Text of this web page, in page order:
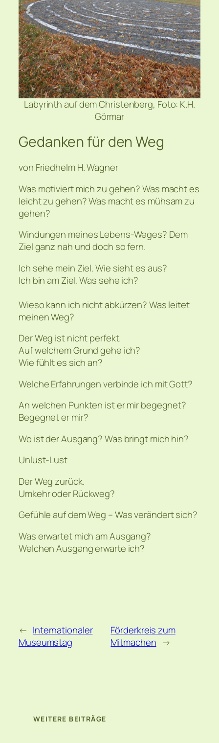
Labyrinth auf dem Christenberg, Foto: K.H.
Görmar
Gedanken für den Weg
von Friedhelm H. Wagner
Was motiviert mich zu gehen? Was macht es
leicht zu gehen? Was macht es mühsam zu
gehen?
Windungen meines Lebens-Weges? Dem
Ziel ganz nah und doch so fern.
Ich sehe mein Ziel. Wie sieht es aus?
Ich bin am Ziel. Was sehe ich?
Wieso kann ich nicht abkürzen? Was leitet
meinen Weg?
Der Weg ist nicht perfekt.
Auf welchem Grund gehe ich?
Wie fühlt es sich an?
Welche Erfahrungen verbinde ich mit Gott?
An welchen Punkten ist er mir begegnet?
Begegnet er mir?
Wo ist der Ausgang? Was bringt mich hin?
Unlust-Lust
Der Weg zurück.
Umkehr oder Rückweg?
Gefühle auf dem Weg – Was verändert sich?
Was erwartet mich am Ausgang?
Welchen Ausgang erwarte ich?
← Internationaler
Museumstag
Förderkreis zum
Mitmachen →
WEITERE BEITRÄGE